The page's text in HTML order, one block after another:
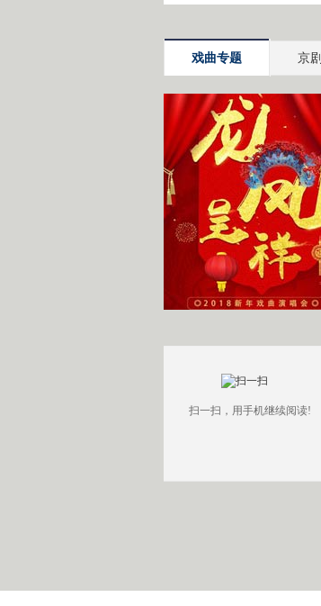
戏曲专题 京剧
扫一扫，用手机继续阅读!